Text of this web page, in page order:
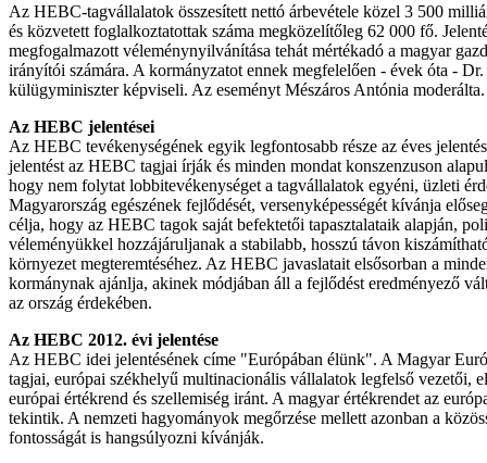
Az HEBC-tagvállalatok összesített nettó árbevétele közel 3 500
és közvetett foglalkoztatottak száma megközelítőleg 62 000 fő.
megfogalmazott véleménynyilvánítása tehát mértékadó a magyar
irányítói számára. A kormányzatot ennek megfelelően - évek óta -
külügyminiszter képviseli. Az eseményt Mészáros Antónia moderálta.
Az HEBC jelentései
Az HEBC tevékenységének egyik legfontosabb része az éves
jelentést az HEBC tagjai írják és minden mondat konszenzuson
hogy nem folytat lobbitevékenységet a tagvállalatok egyéni, üzleti
Magyarország egészének fejlődését, versenyképességét kívánja
célja, hogy az HEBC tagok saját befektetői tapasztalataik alapján,
véleményükkel hozzájáruljanak a stabilabb, hosszú távon
környezet megteremtéséhez. Az HEBC javaslatait elsősorban a
kormánynak ajánlja, akinek módjában áll a fejlődést eredményező
az ország érdekében.
Az HEBC 2012. évi jelentése
Az HEBC idei jelentésének címe "Európában élünk". A Magyar
tagjai, európai székhelyű multinacionális vállalatok legfelső vezetői,
európai értékrend és szellemiség iránt. A magyar értékrendet az
tekintik. A nemzeti hagyományok megőrzése mellett azonban a
fontosságát is hangsúlyozni kívánják.